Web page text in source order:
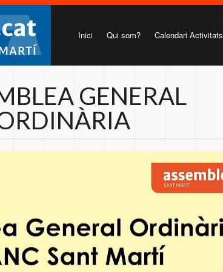
Inici Qui som? Calendari Activitats
GENERAL